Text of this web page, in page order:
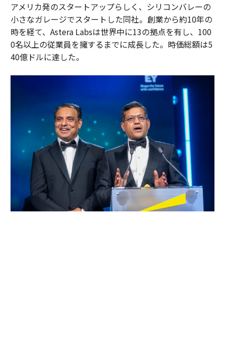
アメリカ発のスタートアップらしく、シリコンバレーの
小さなガレージでスタートした同社。創業から約10年の
時を経て、Astera Labsは世界中に13の拠点を有し、100
0名以上の従業員を擁するまでに成長した。時価総額は5
40億ドルに達した。